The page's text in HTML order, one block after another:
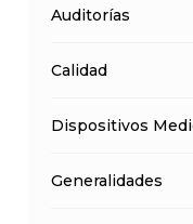
Auditorías
Calidad
Dispositivos
Generalidades